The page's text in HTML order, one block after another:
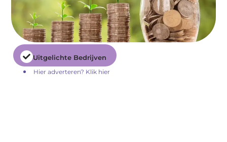
Uitgelichte Bedrijven
Hier adverteren? Klik hier